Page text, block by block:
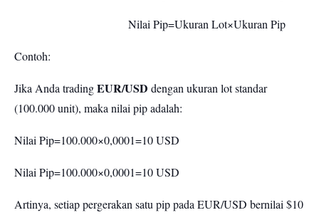
Nilai Pip=Ukuran Lot×Ukuran Pip
Contoh:
Jika Anda tradingEUR/USD dengan ukuran lot standar
(100.000 unit), maka nilai pip adalah:
Nilai Pip=100.000×0,0001=10 USD
Nilai Pip=100.000×0,0001=10 USD
Artinya, setiap pergerakan satu pip pada EUR/USD bernilai $10